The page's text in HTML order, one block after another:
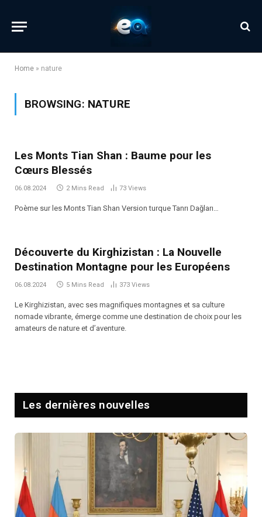
Home » nature
BROWSING: NATURE
Les Monts Tian Shan : Baume pour les
Cœurs Blessés
06.08.2024 2 Mins Read 73 Views
Poème sur les Monts Tian Shan Version turque Tanrı Dağları…
Découverte du Kirghizistan : La Nouvelle
Destination Montagne pour les Européens
06.08.2024 5 Mins Read 373 Views
Le Kirghizistan, avec ses magnifiques montagnes et sa culture
nomade vibrante, émerge comme une destination de choix pour les
amateurs de nature et d’aventure.
Les dernières nouvelles